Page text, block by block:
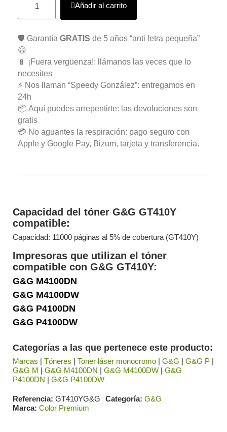
Añadir al carrito
🛡️ Garantía GRATIS de 5 años “anti letra pequeña”
😃
📱 ¡Fuera vergüenza!: llámanos las veces que lo
necesites
⚡ Nos llaman “Speedy González”: entregamos en
24h
📦 Aquí puedes arrepentirte: las devoluciones son
gratis
💳 No aguantes la respiración: pago seguro con
Apple y Google Pay, Bizum, tarjeta y transferencia.
Capacidad del tóner G&G GT410Y
compatible:
Capacidad: 11000 páginas al 5% de cobertura (GT410Y)
Impresoras que utilizan el tóner
compatible con G&G GT410Y:
G&G M4100DN
G&G M4100DW
G&G P4100DN
G&G P4100DW
Categorías a las que pertenece este producto:
Marcas | Tóneres | Toner láser monocromo | G&G | G&G P |
G&G M | G&G M4100DN | G&G M4100DW | G&G
P4100DN | G&G P4100DW
Referencia GT410YG&G Categoría G&G
Marca Color Premium